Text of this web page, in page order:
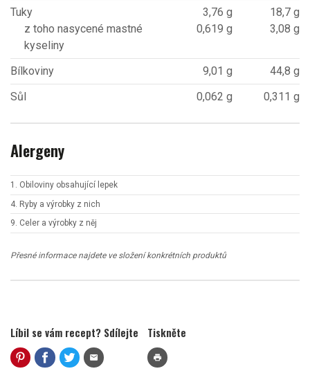
Tuky
z toho nasycené mastné
kyseliny
3,76 g
0,619 g
18,7 g
3,08 g
Bílkoviny 9,01 g
44,8 g
Sůl
0,062 g 0,311 g
Alergeny
1. Obiloviny obsahující lepek
4. Ryby a výrobky z nich
9. Celer a výrobky z něj
Přesné informace najdete ve složení konkrétních produktů
Líbil se vám recept? Sdílejte
mail
Tiskněte
print